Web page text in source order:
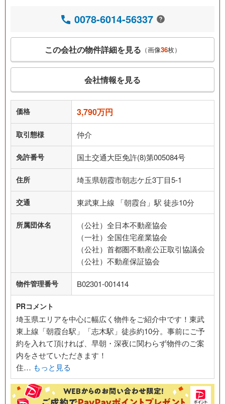
0078-6014-56337
この会社の物件詳細を見る （画像36枚）
会社情報を見る
価格 3,790万円
取引態様 仲介
免許番号 国土交通大臣免許(8)第005084号
住所 埼玉県朝霞市朝志ケ丘3丁目5-1
交通 東武東上線 「朝霞台」駅 徒歩10分
所属団体名
（公社）全日本不動産協会
（一社）全国住宅産業協会
（公社）首都圏不動産公正取引協議会
（公社）不動産保証協会
物件管理番号 B02301-001414
PRコメント
埼玉県エリアを中心に幅広く物件をご紹介中です！東武
東上線「朝霞台駅」「志木駅」徒歩約10分。事前にご予
約を入れて頂ければ、早朝・深夜に関わらず物件のご案
内をさせていただきます！
住… もっと見る